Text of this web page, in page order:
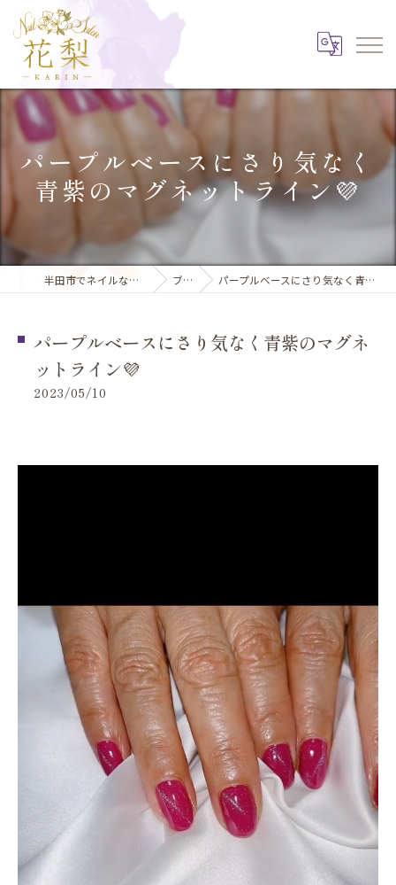
パープルベースにさり気なく
青紫のマグネットライン💜
半田市でネイルならNail Salon 花梨 ブログ パープルベースにさり気なく青紫のマグネットライン💜
パープルベースにさり気なく青紫のマグネ
ットライン💜
2023/05/10